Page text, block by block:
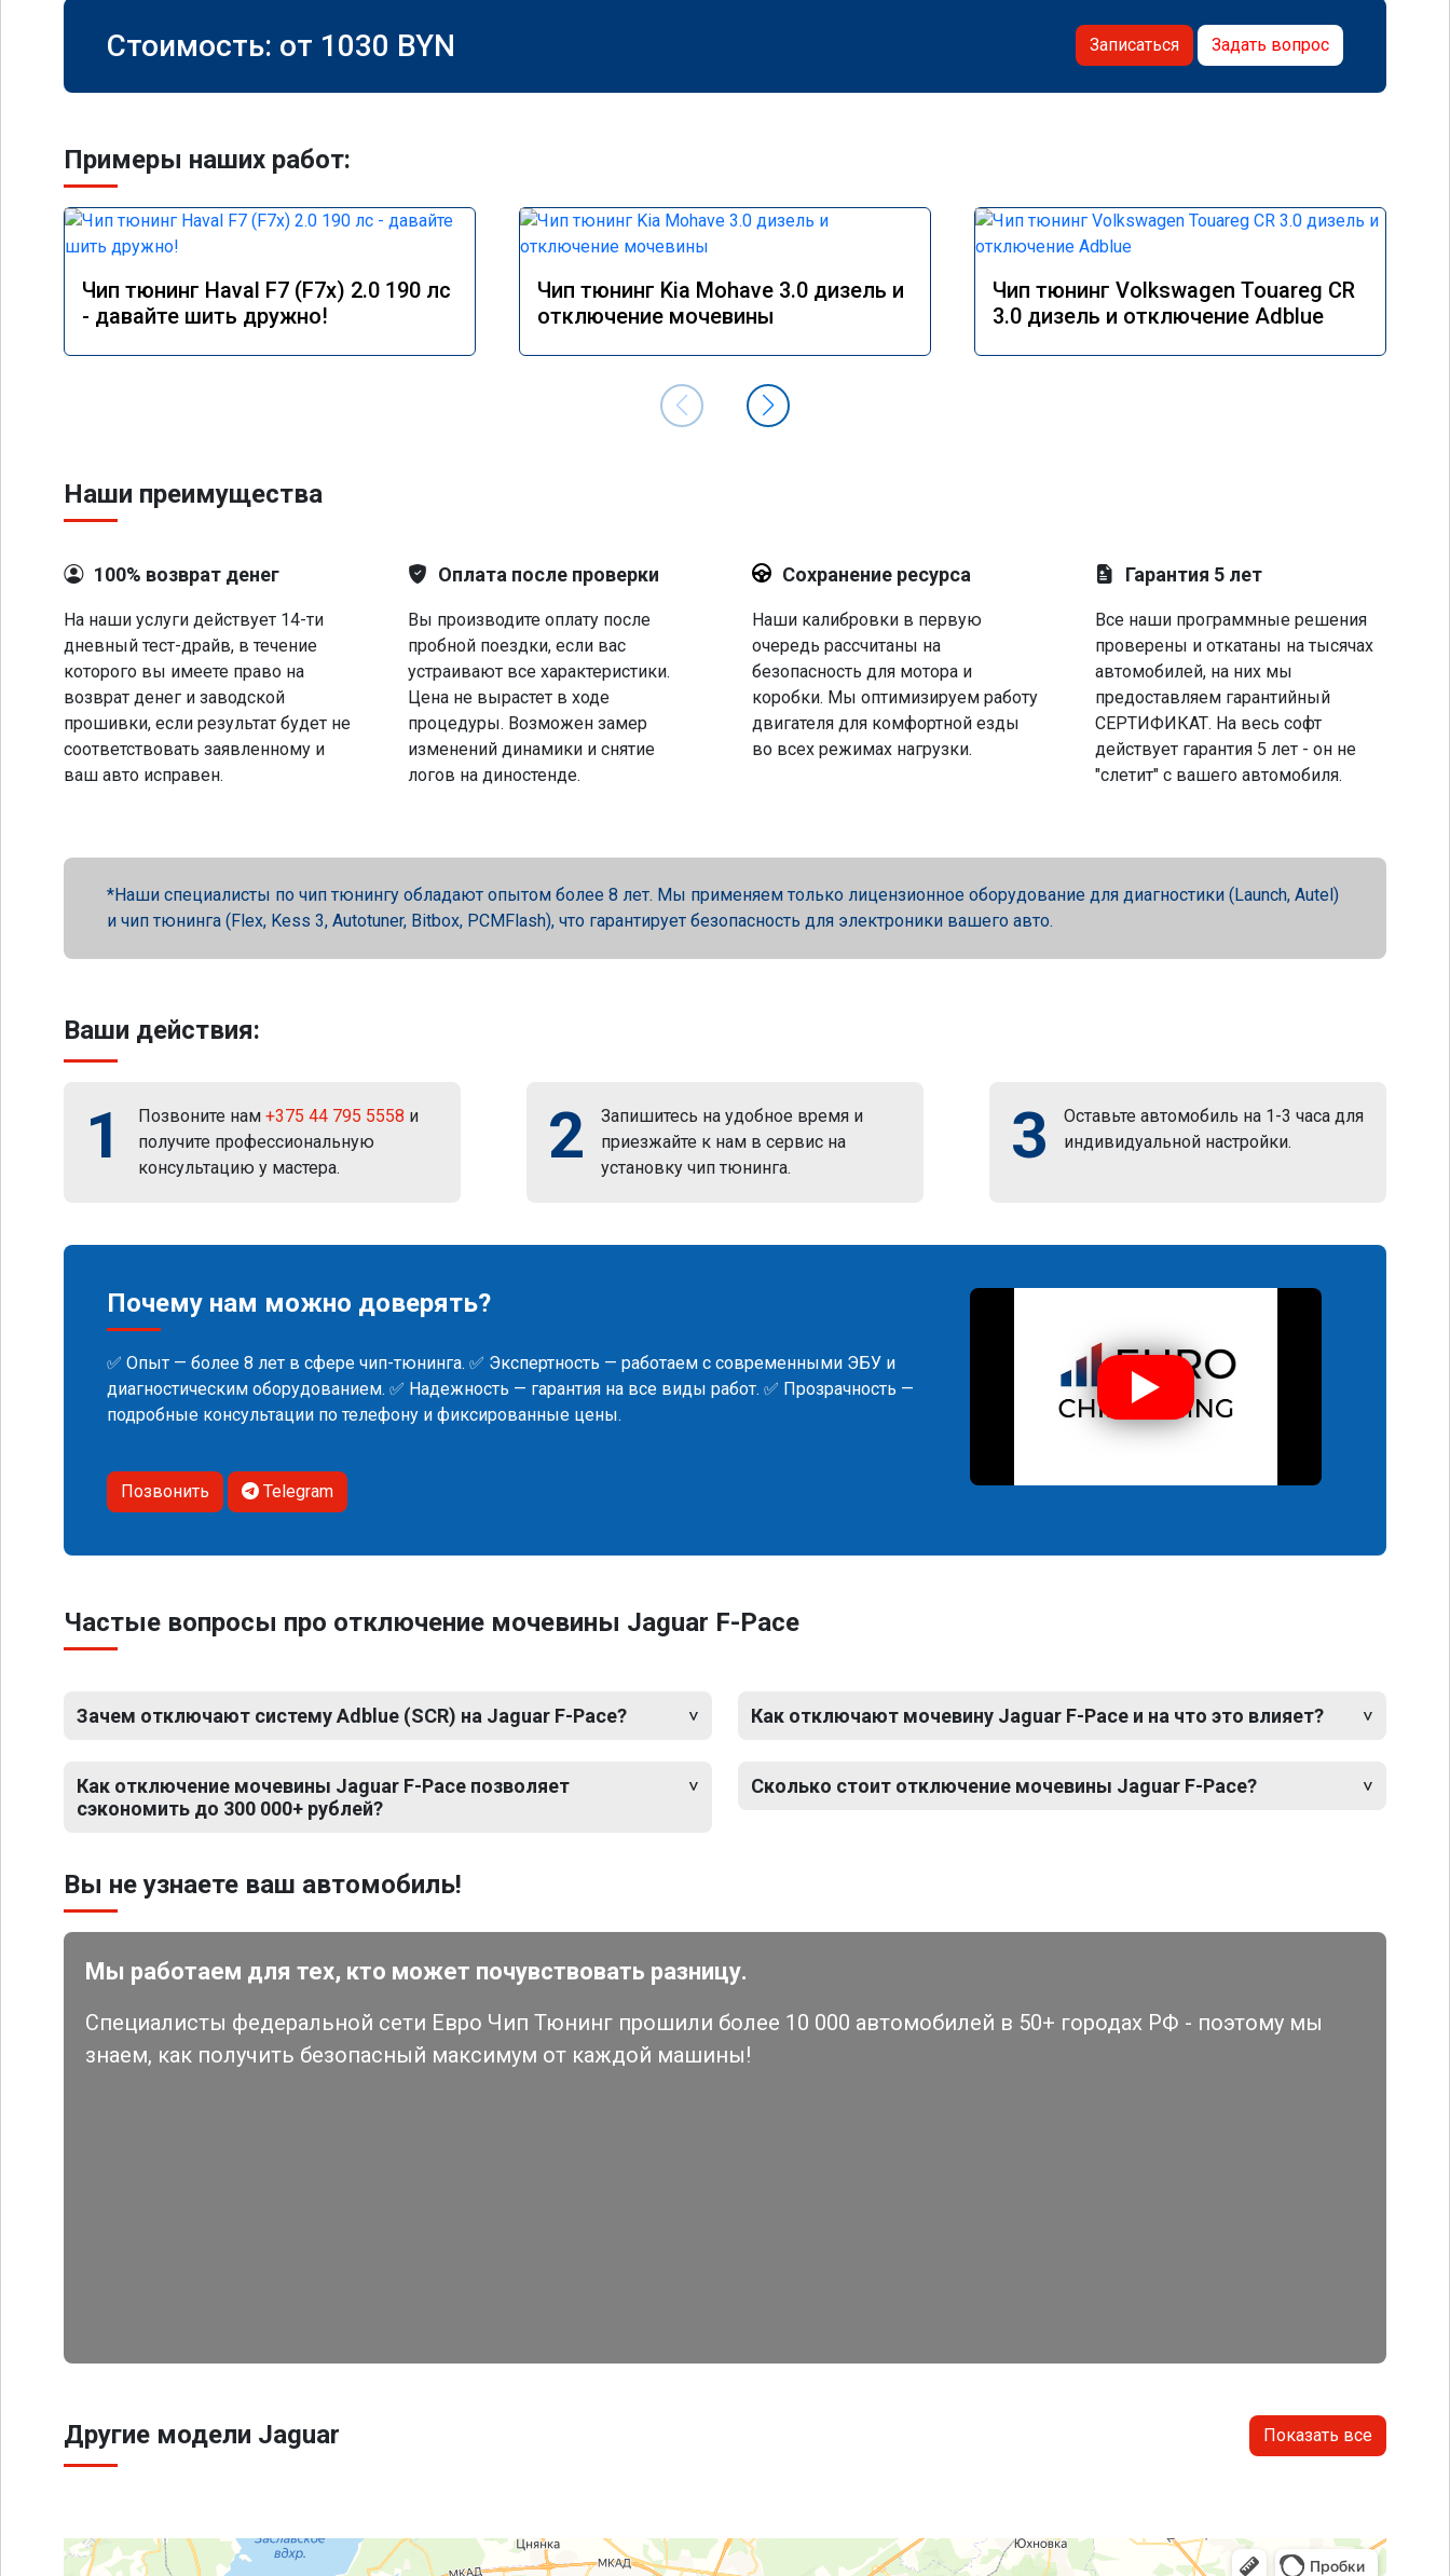
Стоимость: от 1030 BYN Записаться Задать вопрос
Примеры наших работ:
Чип тюнинг Haval F7 (F7x) 2.0 190 лс
- давайте шить дружно!
Чип тюнинг Kia Mohave 3.0 дизель и
отключение мочевины
Чип тюнинг Volkswagen Touareg CR
3.0 дизель и отключение Adblue
Наши преимущества
100% возврат денег
На наши услуги действует 14-ти
дневный тест-драйв, в течение
которого вы имеете право на
возврат денег и заводской
прошивки, если результат будет не
соответствовать заявленному и
ваш авто исправен.
Оплата после проверки
Вы производите оплату после
пробной поездки, если вас
устраивают все характеристики.
Цена не вырастет в ходе
процедуры. Возможен замер
изменений динамики и снятие
логов на диностенде.
Сохранение ресурса
Наши калибровки в первую
очередь рассчитаны на
безопасность для мотора и
коробки. Мы оптимизируем работу
двигателя для комфортной езды
во всех режимах нагрузки.
Гарантия 5 лет
Все наши программные решения
проверены и откатаны на тысячах
автомобилей, на них мы
предоставляем гарантийный
СЕРТИФИКАТ. На весь софт
действует гарантия 5 лет - он не
"слетит" с вашего автомобиля.
Наши специалисты по чип тюнингу обладают опытом более 8 лет. Мы применяем только лицензионное оборудование для диагностики (Launch, Autel)
и чип тюнинга (Flex, Kess 3, Autotuner, Bitbox, PCMFlash), что гарантирует безопасность для электроники вашего авто.
Ваши действия:
1 Позвоните нам +375 44 795 5558 и
получите профессиональную
консультацию у мастера.
2
Запишитесь на удобное время и
приезжайте к нам в сервис на
установку чип тюнинга.
3
Оставьте автомобиль на 1-3 часа для
индивидуальной настройки.
Почему нам можно доверять?
✅ Опыт — более 8 лет в сфере чип-тюнинга. ✅ Экспертность — работаем с современными ЭБУ и
диагностическим оборудованием. ✅ Надежность — гарантия на все виды работ. ✅ Прозрачность —
подробные консультации по телефону и фиксированные цены.
Позвонить Telegram
Частые вопросы про отключение мочевины Jaguar F-Pace
Зачем отключают систему Adblue (SCR) на Jaguar F-Pace?
Как отключение мочевины Jaguar F-Pace позволяет
сэкономить до 300 000+ рублей?
Как отключают мочевину Jaguar F-Pace и на что это влияет?
Сколько стоит отключение мочевины Jaguar F-Pace?
Вы не узнаете ваш автомобиль!
Мы работаем для тех, кто может почувствовать разницу.
Специалисты федеральной сети Евро Чип Тюнинг прошили более 10 000 автомобилей в 50+ городах РФ - поэтому мы
знаем, как получить безопасный максимум от каждой машины!
Другие модели Jaguar Показать все